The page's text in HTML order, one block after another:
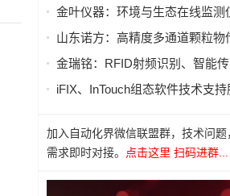
金叶仪器：环境与生态在线监测
山东诺方：高精度多通道颗粒物
金瑞铭：RFID射频识别、智能
iFIX、InTouch组态软件技术支持
加入自动化界微信联盟群，技术问题
需求即时对接。
点击这里 扫码进群...